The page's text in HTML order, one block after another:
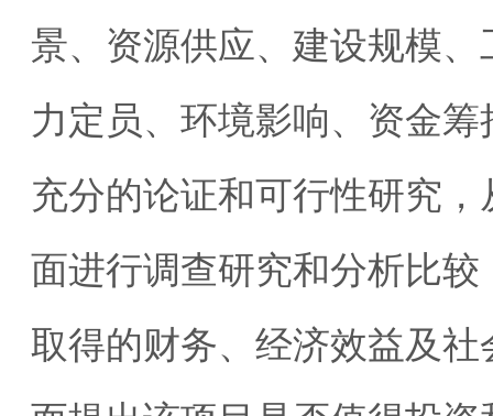
景、资源供应、建设规模
力定员、环境影响、资金
充分的论证和可行性研究
面进行调查研究和分析比
取得的财务、经济效益及